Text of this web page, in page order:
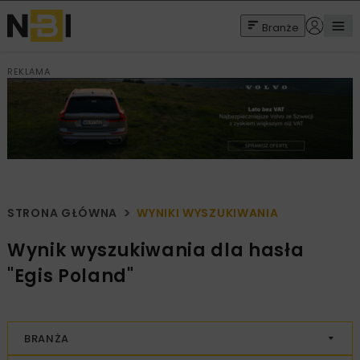
Branże
REKLAMA
STRONA GŁÓWNA WYNIKI WYSZUKIWANIA
Wynik wyszukiwania dla hasła
"Egis Poland"
BRANŻA